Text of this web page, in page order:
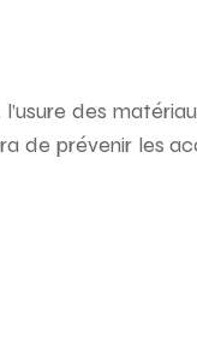
des
de prévenir les